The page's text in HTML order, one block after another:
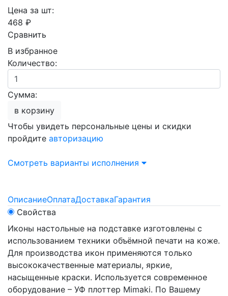
Цена за шт:
468 ₽
Сравнить
В избранное
Количество:
Сумма:
в корзину
Чтобы увидеть персональные цены и скидки
пройдите авторизацию
Смотреть варианты исполнения
ОписаниеОплатаДоставкаГарантия
Свойства
Иконы настольные на подставке изготовлены с
использованием техники объёмной печати на коже.
Для производства икон применяются только
высококачественные материалы, яркие,
насыщенные краски. Используется современное
оборудование – УФ плоттер Mimaki. По Вашему